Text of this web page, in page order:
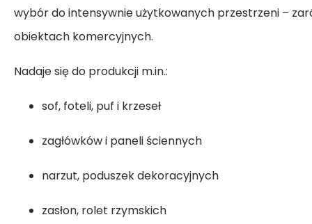
wybór do intensywnie użytkowanych przestrzeni –
obiektach komercyjnych.
Nadaje się do produkcji m.in.:
sof, foteli, puf i krzeseł
zagłówków i paneli ściennych
narzut, poduszek dekoracyjnych
zasłon, rolet rzymskich